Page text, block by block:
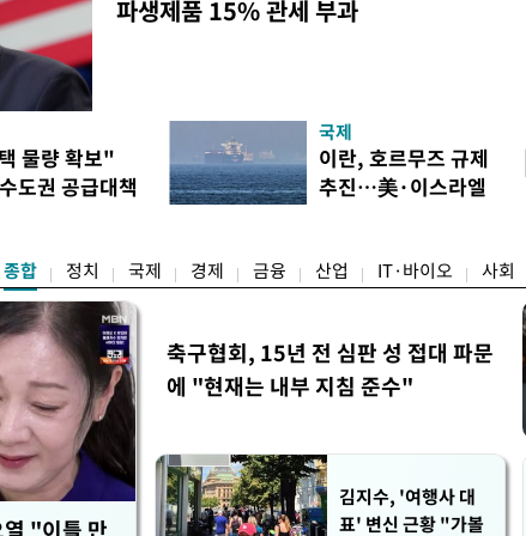
파생제품 15% 관세 부과
물량 확보"
도권 공급대책
국제
이란, 호르무즈 규제
추진…美·이스라엘
종합 정치 국제 경제 금융 산업 IT·바이오 사회
"이틀 만
축구협회, 15년 전 심판 성 접대 파문
에 "현재는 내부 지침 준수"
김지수, '여행사 대
표' 변신 근황 "가볼